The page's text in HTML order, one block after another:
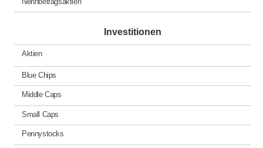
Investitionen
Aktien
Blue Chips
Middle Caps
Small Caps
Pennystocks